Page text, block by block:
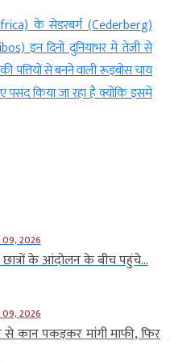
सेडरबर्ग (Cederberg)
दिनों दुनियाभर में तेजी से
से बनने वाली रूइबोस चाय
जा रहा है क्योंकि इसमें
नई
नियम
बंद
2026
छात्रों के आंदोलन के बीच पहुंचे...
2026
से कान पकड़कर मांगी माफी, फिर